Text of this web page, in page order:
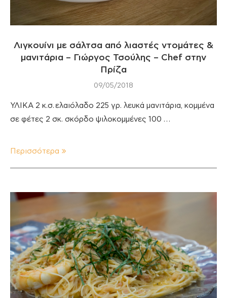
Λιγκουίνι με σάλτσα από λιαστές ντομάτες &
μανιτάρια – Γιώργος Τσούλης – Chef στην
Πρίζα
09/05/2018
ΥΛΙΚΑ 2 κ.σ. ελαιόλαδο 225 γρ. λευκά μανιτάρια, κομμένα
σε φέτες 2 σκ. σκόρδο ψιλοκομμένες 100 …
Περισσότερα